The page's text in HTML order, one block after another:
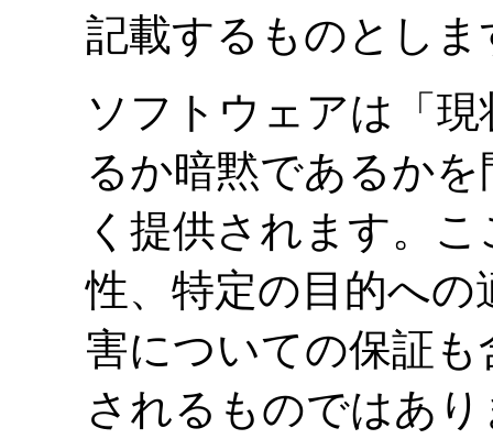
記載するものとしま
ソフトウェアは「
るか暗黙であるか
く提供されます。
性、特定の目的へ
害についての保証
されるものではあ